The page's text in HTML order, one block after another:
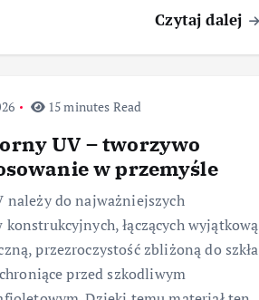
Czytaj dalej
15 minutes Read
UV – tworzywo
w przemyśle
należy do najważniejszych
łączących wyjątkową
przezroczystość zbliżoną do szkła
przed szkodliwym